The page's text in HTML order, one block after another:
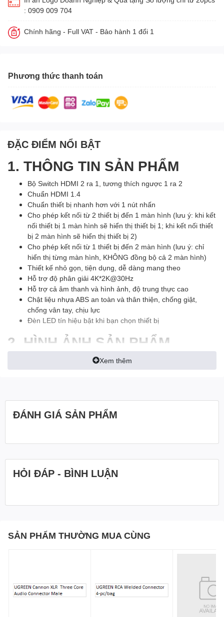
: 0909 009 704
Chính hãng - Full VAT - Bảo hành 1 đổi 1
Phương thức thanh toán
ĐẶC ĐIỂM NỔI BẬT
1. THÔNG TIN SẢN PHẨM
Bộ Switch HDMI 2 ra 1, tương thích ngược 1 ra 2
Chuẩn HDMI 1.4
Chuẩn thiết bị nhanh hơn với 1 nút nhấn
Cho phép kết nối từ 2 thiết bị đến 1 màn hình (lưu ý: khi kết
nối thiết bị 1 màn hình sẽ hiển thị thiết bị 1; khi kết nối thiết
bị 2 màn hình sẽ hiển thị thiết bị 2)
Cho phép kết nối từ 1 thiết bị đến 2 màn hình (lưu ý: chỉ
hiển thị từng màn hình, KHÔNG đồng bộ cả 2 màn hình)
Thiết kế nhỏ gọn, tiện dụng, dễ dàng mang theo
Hỗ trợ độ phân giải 4K*2K@30Hz
Hỗ trợ cả âm thanh và hình ảnh, độ trung thực cao
Chật liệu nhựa ABS an toàn và thân thiện, chống giật,
chống vân tay, chịu lực
Đèn LED tín hiệu bật khi bạn chọn thiết bị
2. HÌNH ẢNH SẢN PHẨM
Xem thêm
ĐÁNH GIÁ SẢN PHẨM
HỎI ĐÁP - BÌNH LUẬN
SẢN PHẨM THƯỜNG MUA CÙNG